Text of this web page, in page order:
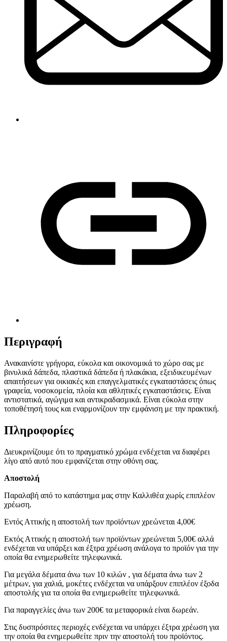
Περιγραφή
Ανακαινίστε γρήγορα, εύκολα και οικονομικά το χώρο σας με
βινυλικά δάπεδα, πλαστικά δάπεδα ή πλακάκια, εξειδικευμένων
απαιτήσεων για οικιακές και επαγγελματικές εγκαταστάσεις όπως
γραφεία, νοσοκομεία, πλοία και αθλητικές εγκαταστάσεις. Είναι
αντιστατικά, αγώγιμα και αντικραδασμικά. Είναι εύκολα στην
τοποθέτησή τους και εναρμονίζουν την εμφάνιση με την πρακτική.
Πληροφορίες
Διευκρινίζουμε ότι το πραγματικό χρώμα ενδέχεται να διαφέρει
λίγο από αυτό που εμφανίζεται στην οθόνη σας.
Αποστολή
Παραλαβή από το κατάστημα μας στην Καλλιθέα χωρίς επιπλέον
χρέωση.
Εντός Αττικής η αποστολή των προϊόντων χρεώνεται 4,00€
Εκτός Αττικής η αποστολή των προϊόντων χρεώνεται 5,00€ αλλά
ενδέχεται να υπάρξει και έξτρα χρέωση ανάλογα το προϊόν για την
οποία θα ενημερωθείτε τηλεφωνικά.
Για μεγάλα δέματα άνω των 10 κιλών , για δέματα άνω των 2
μέτρων, για χαλιά, μοκέτες ενδέχεται να υπάρξουν επιπλέον έξοδα
αποστολής για τα οποία θα ενημερωθείτε τηλεφωνικά.
Για παραγγελίες άνω των 200€ τα μεταφορικά είναι δωρεάν.
Στις δυσπρόσιτες περιοχές ενδέχεται να υπάρχει έξτρα χρέωση για
την οποία θα ενημερωθείτε πριν την αποστολή του προϊόντος.